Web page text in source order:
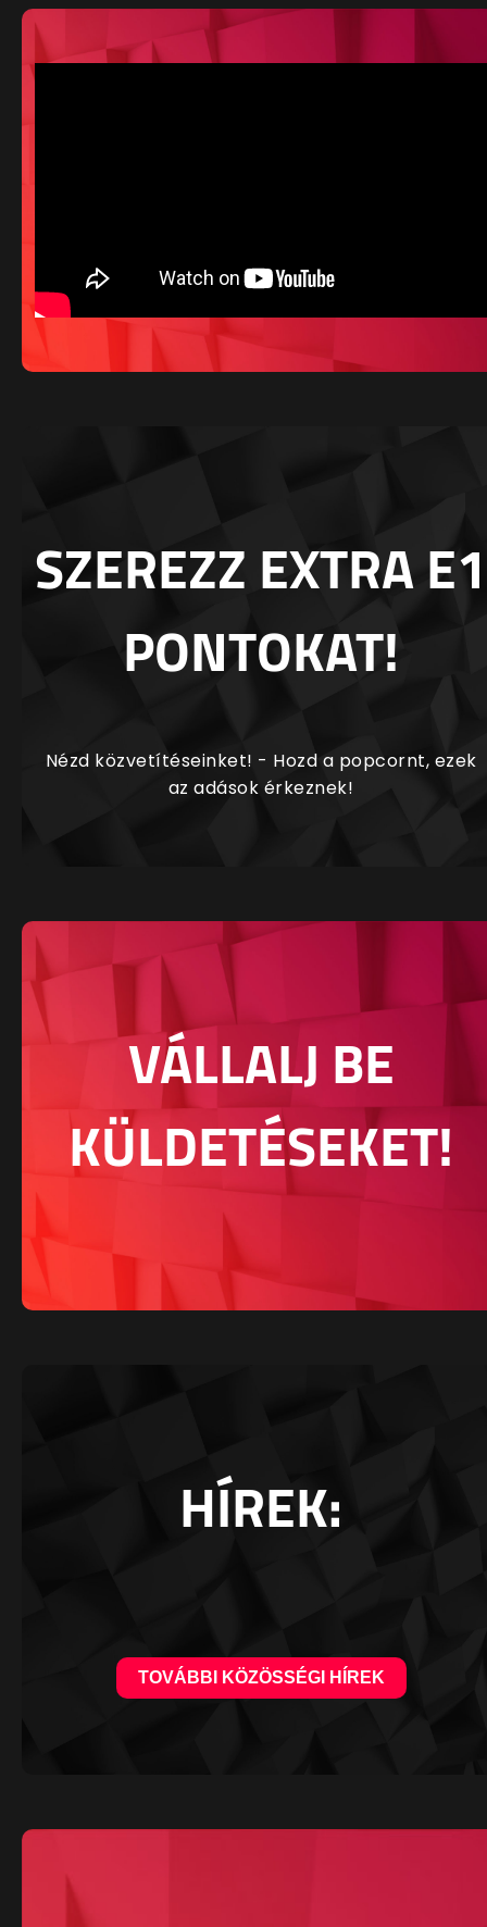
SZEREZZ EXTRA E1
PONTOKAT!
Nézd közvetítéseinket! - Hozd a popcornt, ezek
az adások érkeznek!
VÁLLALJ BE
KÜLDETÉSEKET!
HÍREK:
TOVÁBBI KÖZÖSSÉGI HÍREK